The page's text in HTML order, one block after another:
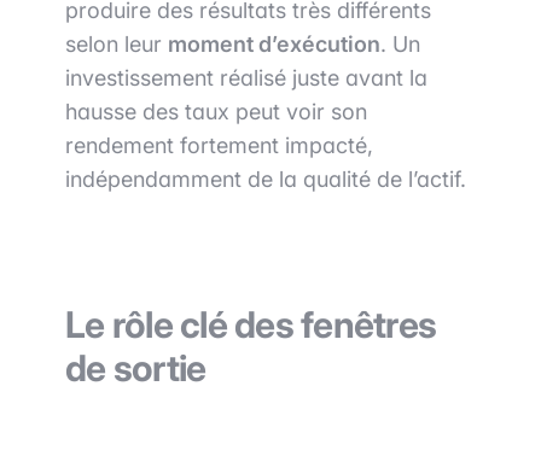
produire des résultats très différents
selon leur moment d’exécution. Un
investissement réalisé juste avant la
hausse des taux peut voir son
rendement fortement impacté,
indépendamment de la qualité de l’actif.
Le rôle clé des fenêtres
de sortie